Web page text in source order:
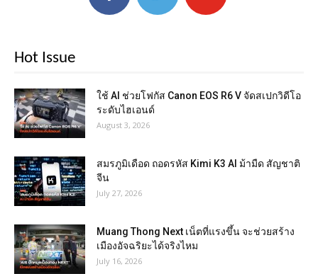
Hot Issue
ใช้ AI ช่วยโฟกัส Canon EOS R6 V จัดสเปกวิดีโอ
ระดับไฮเอนด์
August 3, 2026
สมรภูมิเดือด ถอดรหัส Kimi K3 AI ม้ามืด สัญชาติ
จีน
July 27, 2026
Muang Thong Next เน็ตที่แรงขึ้น จะช่วยสร้าง
เมืองอัจฉริยะได้จริงไหม
July 16, 2026